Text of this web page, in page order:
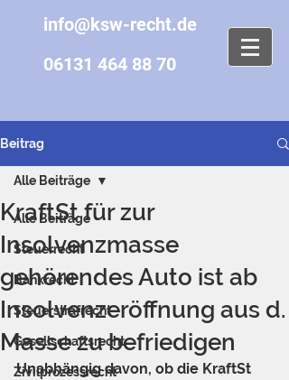
info@ksw-recht.de
06131 464 88 70
Beitrag
Alle Beiträge
Steuerrecht
Bankrecht
Steuerstrafrecht
Gesellschaftsrecht
Zivilprozessrecht
Alle Beiträge
KraftSt für zur
Insolvenzmasse
gehörendes Auto ist ab
Insolvenzeröffnung aus d.
Masse zu befriedigen
Unabhängig davon, ob die KraftSt